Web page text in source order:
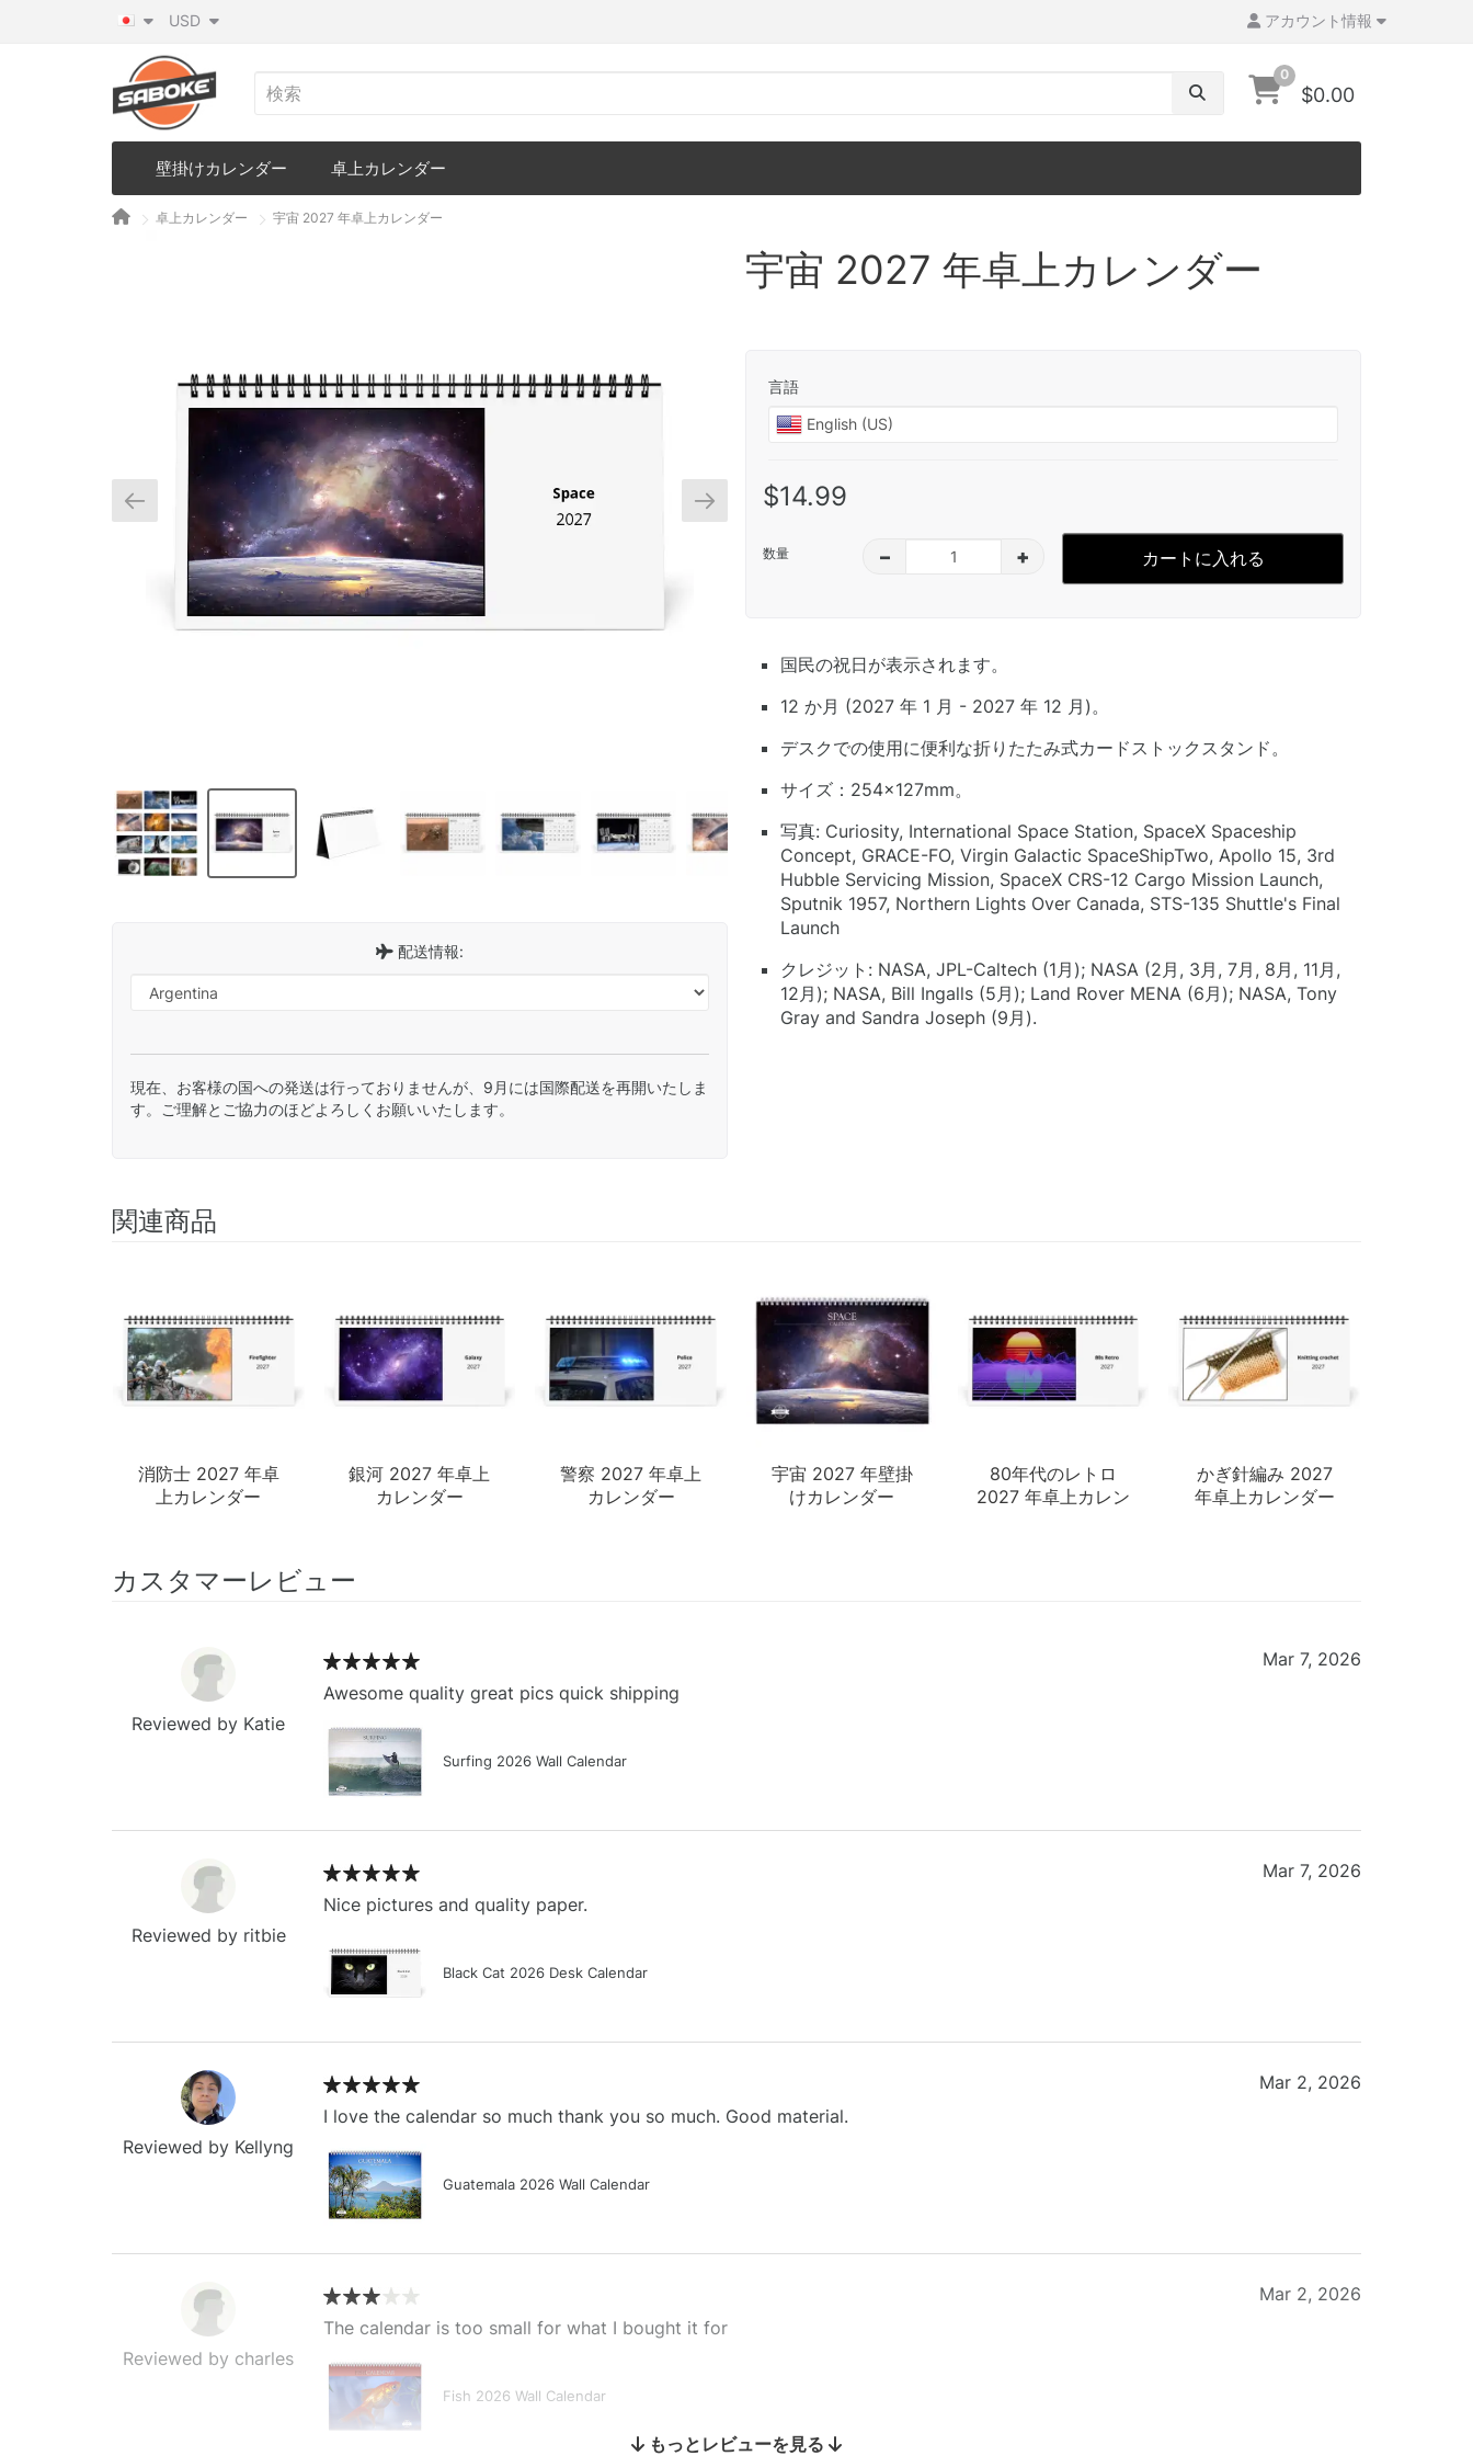
アカウント情報
USD
0
$0.00
壁掛けカレンダー 卓上カレンダー
卓上カレンダー 宇宙 2027 年卓上カレンダー
配送情報:
現在、お客様の国への発送は行っておりませんが、9月には国際配送を再開いたしま
す。ご理解とご協力のほどよろしくお願いいたします。
宇宙 2027 年卓上カレンダー
言語
$14.99
数量 – + カートに入れる
国民の祝日が表示されます。
12 か月 (2027 年 1 月 - 2027 年 12 月)。
デスクでの使用に便利な折りたたみ式カードストックスタンド。
サイズ：254×127mm。
写真: Curiosity, International Space Station, SpaceX Spaceship
Concept, GRACE-FO, Virgin Galactic SpaceShipTwo, Apollo 15, 3rd
Hubble Servicing Mission, SpaceX CRS-12 Cargo Mission Launch,
Sputnik 1957, Northern Lights Over Canada, STS-135 Shuttle's Final
Launch
クレジット: NASA, JPL-Caltech (1月); NASA (2月, 3月, 7月, 8月, 11月,
12月); NASA, Bill Ingalls (5月); Land Rover MENA (6月); NASA, Tony
Gray and Sandra Joseph (9月).
関連商品
消防士 2027 年卓
上カレンダー
銀河 2027 年卓上
カレンダー
警察 2027 年卓上
カレンダー
宇宙 2027 年壁掛
けカレンダー
80年代のレトロ
2027 年卓上カレン
かぎ針編み 2027
年卓上カレンダー
カスタマーレビュー
Reviewed by Katie
Awesome quality great pics quick shipping
Surfing 2026 Wall Calendar
Mar 7, 2026
Reviewed by ritbie
Nice pictures and quality paper.
Black Cat 2026 Desk Calendar
Mar 7, 2026
Reviewed by Kellyng
I love the calendar so much thank you so much. Good material.
Guatemala 2026 Wall Calendar
Mar 2, 2026
Reviewed by charles
The calendar is too small for what I bought it for
Fish 2026 Wall Calendar
Mar 2, 2026
もっとレビューを見る